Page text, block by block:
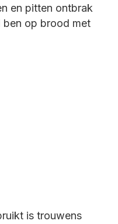
en pitten ontbrak
ben op brood met
is trouwens